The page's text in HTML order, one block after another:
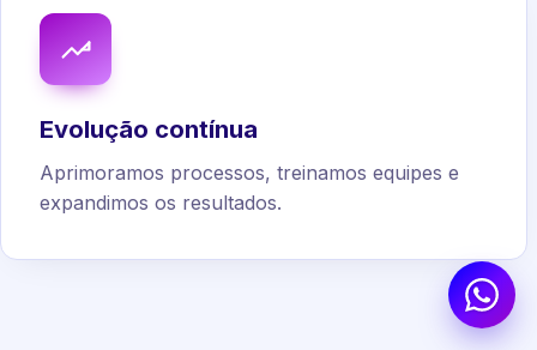
Evolução contínua
Aprimoramos processos, treinamos equipes e
expandimos os resultados.